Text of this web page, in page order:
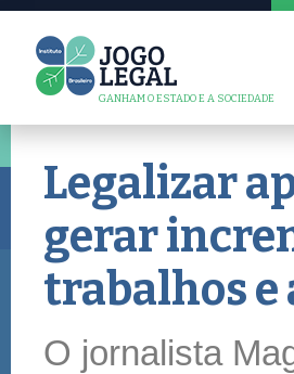
GANHAM O ESTADO E A SOCIEDADE
Legalizar
gerar
trabalhos e
O jornalista